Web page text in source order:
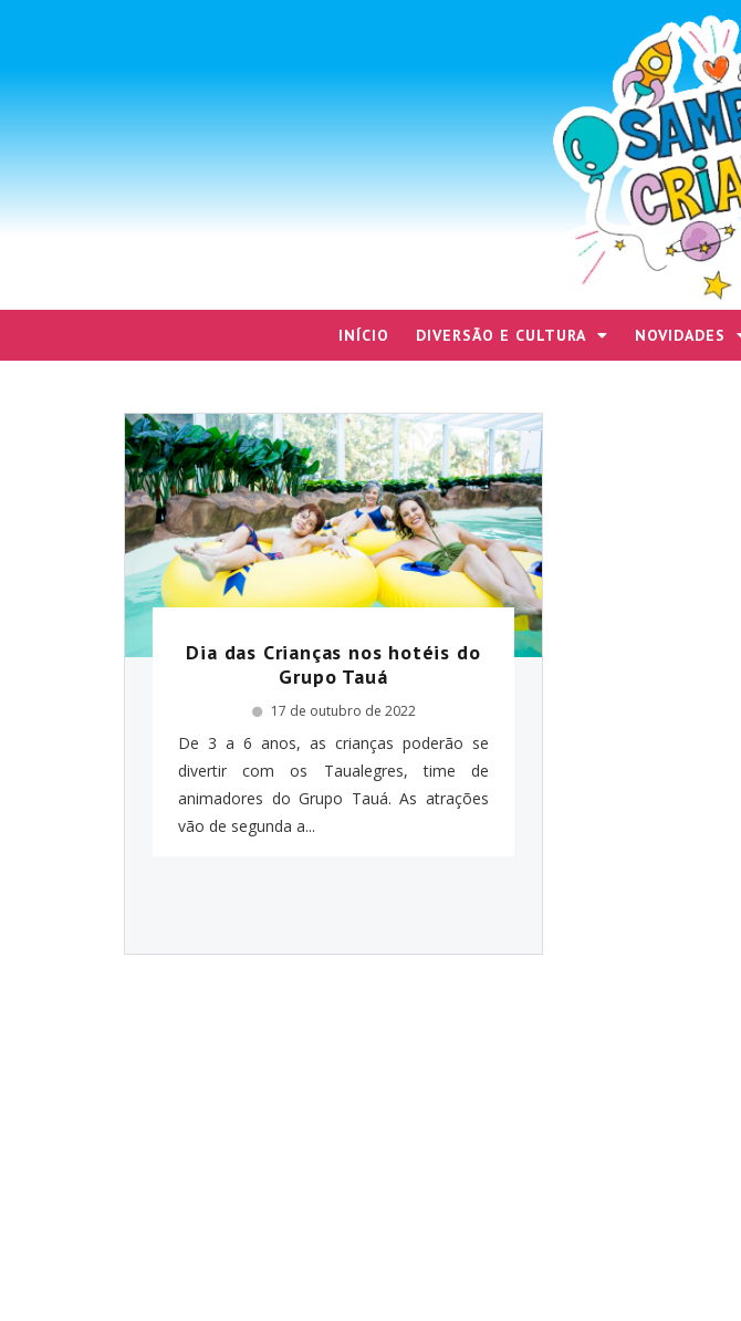
INÍCIO DIVERSÃO E CULTURA NOVIDADES
Dia das Crianças nos hotéis do
Grupo Tauá
17 de outubro de 2022
De 3 a 6 anos, as crianças poderão se
divertir com os Taualegres, time de
animadores do Grupo Tauá. As atrações
vão de segunda a...